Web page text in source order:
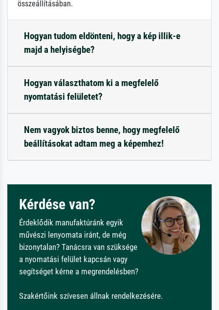
összeállításában.
Hogyan tudom eldönteni, hogy a kép illik-e
majd a helyiségbe?
Hogyan választhatom ki a megfelelő
nyomtatási felületet?
Nem vagyok biztos benne, hogy megfelelő
beállításokat adtam meg a képemhez!
Kérdése van?
Érdeklődik manufaktúránk egyik
művészi lenyomata iránt, de még
bizonytalan? Tanácsra van szüksége
a nyomatási felület kapcsán vagy
segítséget kérne a megrendelésben?
Szakértőink szívesen állnak rendelkezésére.